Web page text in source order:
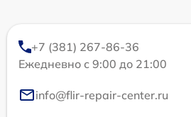
+7 (381) 267-86-36
Ежедневно с 9:00 до 21:00
info@flir-repair-center.ru